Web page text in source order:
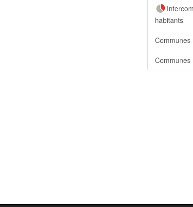
habitants
Communes
Communes